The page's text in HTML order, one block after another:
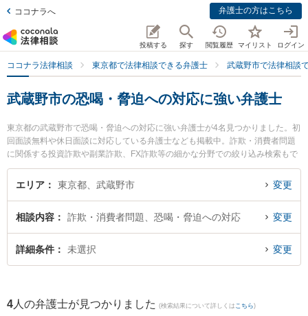
ココナラへ 弁護士の方はこちら
投稿する 探す 閲覧履歴 マイリスト ログイン
ココナラ法律相談 東京都で法律相談できる弁護士 武蔵野市で法律相談
武蔵野市の恐喝・脅迫への対応に強い弁護士
東京都の武蔵野市で恐喝・脅迫への対応に強い弁護士が4名見つかりました。初
回面談無料や休日面談に対応している弁護士なども掲載中。詐欺・消費者問題
に関係する投資詐欺や副業詐欺、FX詐欺等の細かな分野での絞り込み検索もで
き便利です。特に清水法律事務所の清水 徹弁護士やARK法律事務所の長田 大弁
護士、中村法律事務所の竹村 将志弁護士のプロフィール情報や弁護士費用、強
ラブル解決の実績豊富な近くの弁護士を検索したい』『初回相談無料で恐喝・
脅迫への対応を法律相談できる武蔵野市内の弁護士に相談予約したい』などで
お困りの相談者さんにおすすめです。
エリア 東京都、武蔵野市 変更
相談内容 詐欺・消費者問題、恐喝・脅迫への対応 変更
詳細条件 未選択 変更
4 人の弁護士が見つかりました (検索結果について詳しくは こちら)